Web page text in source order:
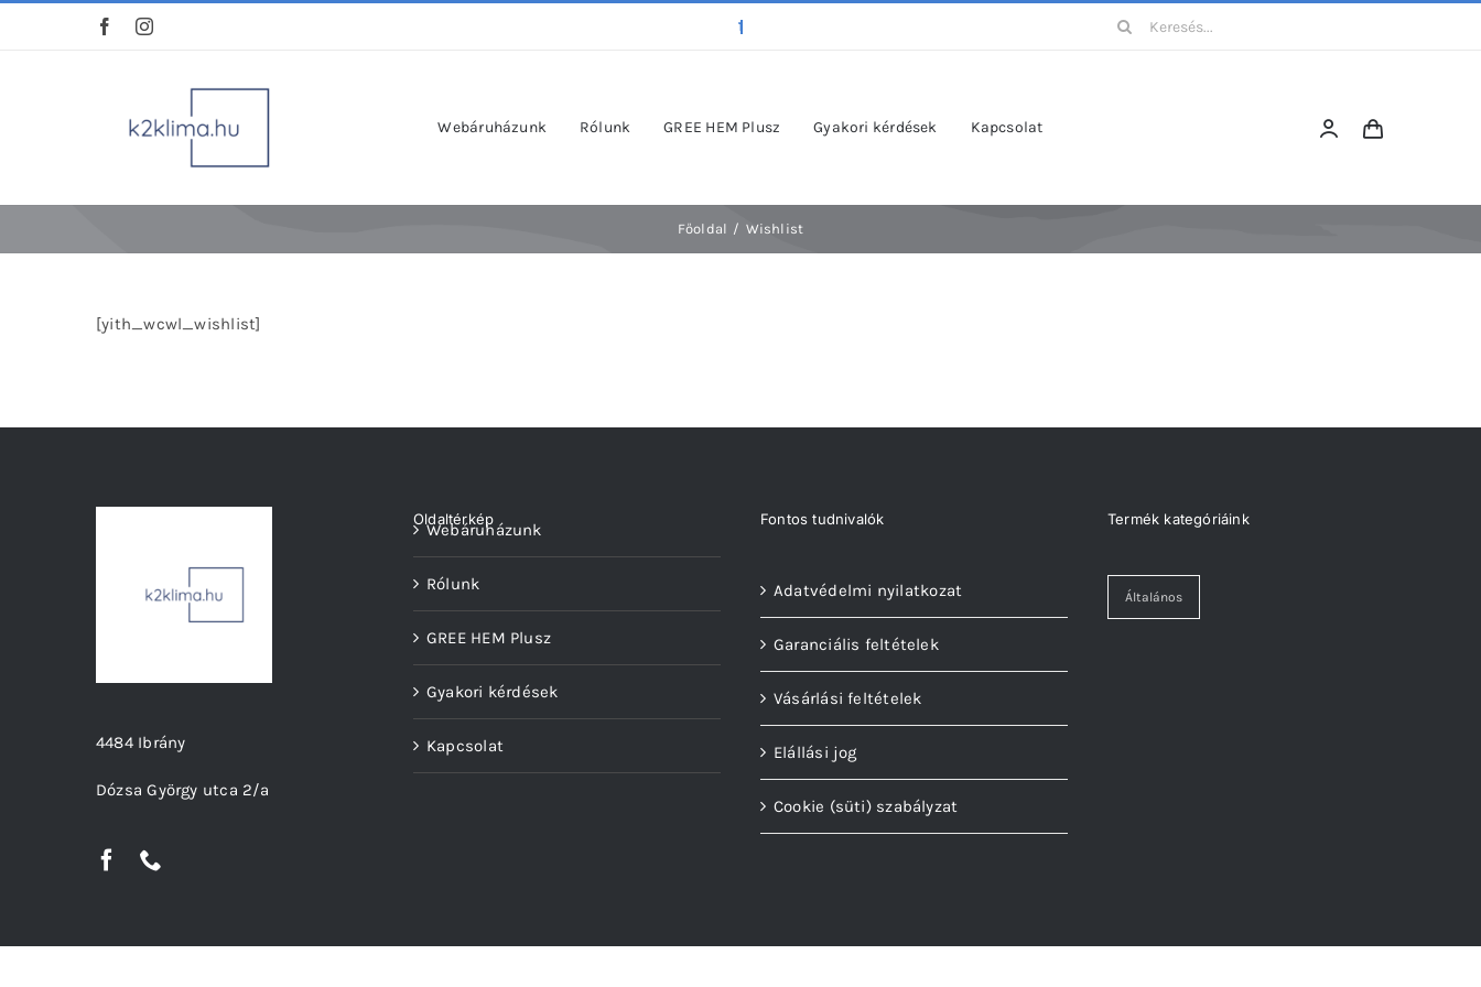
Keresés...
Webáruházunk Rólunk GREE HEM Plusz Gyakori kérdések Kapcsolat
Főoldal Wishlist
[yith_wcwl_wishlist]
4484 Ibrány
Dózsa György utca 2/a
Oldaltérkép
Webáruházunk
Rólunk
GREE HEM Plusz
Gyakori kérdések
Kapcsolat
Fontos tudnivalók
Adatvédelmi nyilatkozat
Garanciális feltételek
Vásárlási feltételek
Elállási jog
Cookie (süti) szabályzat
Termék kategóriáink
Általános